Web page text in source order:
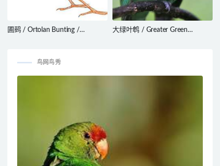
圃鹀 / Ortolan Bunting /
大绿叶鹎 / Greater Green
鸟网鸟秀